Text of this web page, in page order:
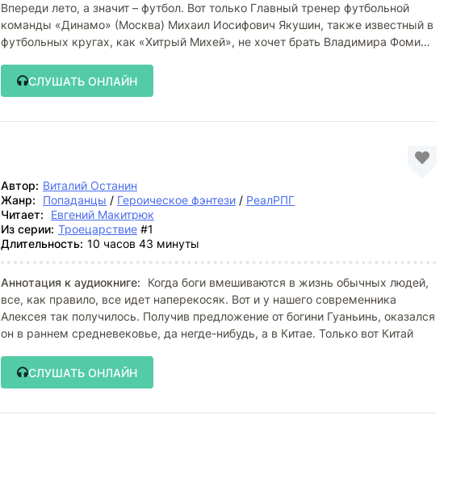
Впереди лето, а значит – футбол. Вот только Главный тренер футбольной
команды «Динамо» (Москва) Михаил Иосифович Якушин, также известный в
футбольных кругах, как «Хитрый Михей», не хочет брать Владимира Фомина
СЛУШАТЬ ОНЛАЙН
Автор: Виталий Останин
Жанр:
Попаданцы / Героическое фэнтези / РеалРПГ
Читает:
Евгений Макитрюк
Из серии: Троецарствие #1
Длительность: 10 часов 43 минуты
Аннотация к аудиокниге:
Когда боги вмешиваются в жизнь обычных людей,
все, как правило, все идет наперекосяк. Вот и у нашего современника
Алексея так получилось. Получив предложение от богини Гуаньинь, оказался
он в раннем средневековье, да негде-нибудь, а в Китае. Только вот Китай
СЛУШАТЬ ОНЛАЙН